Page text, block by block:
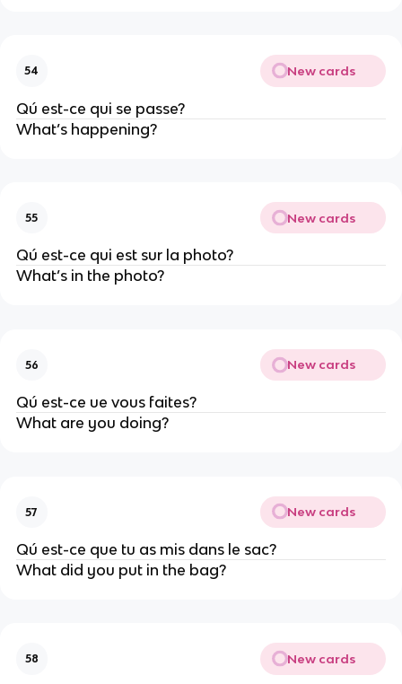
54 New cards
Qú est-ce qui se passe?
What’s happening?
55 New cards
Qú est-ce qui est sur la photo?
What’s in the photo?
56 New cards
Qú est-ce ue vous faites?
What are you doing?
57 New cards
Qú est-ce que tu as mis dans le sac?
What did you put in the bag?
58 New cards